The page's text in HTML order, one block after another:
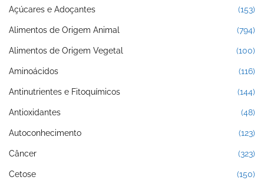
Açúcares e Adoçantes (153)
Alimentos de Origem Animal (794)
Alimentos de Origem Vegetal (100)
Aminoácidos (116)
Antinutrientes e Fitoquímicos (144)
Antioxidantes (48)
Autoconhecimento (123)
Câncer (323)
Cetose (150)